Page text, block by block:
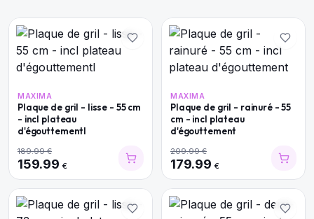
MAXIMA
Plaque de gril - lisse - 55 cm
- incl plateau
d'égouttementl
189.99€
159.99 €
MAXIMA
Plaque de gril - rainuré - 55
cm - incl plateau
d'égouttement
209.99€
179.99 €